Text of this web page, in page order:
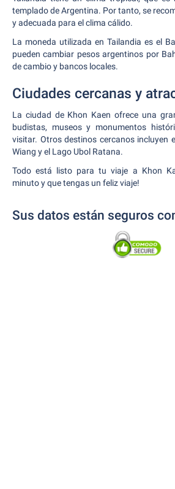
templado de Argentina. Por tanto, se
y adecuada para el clima cálido.
La moneda utilizada en Tailandia es el
pueden cambiar pesos argentinos por
de cambio y bancos locales.
Ciudades cercanas y
La ciudad de Khon Kaen ofrece una
budistas, museos y monumentos
visitar. Otros destinos cercanos incluyen
Wiang y el Lago Ubol Ratana.
Todo está listo para tu viaje a Khon
minuto y que tengas un feliz viaje!
Sus datos están seguros